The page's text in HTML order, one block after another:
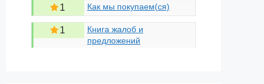
1 Как мы покупаем(ся)
1
Книга жалоб и
предложений